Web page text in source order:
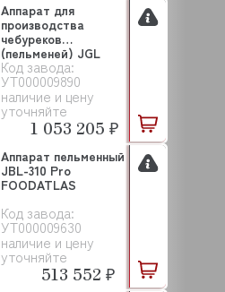
Код завода:
УТ000009890
наличие и цену
уточняйте
Аппарат для
производства
чебуреков
(пельменей) JGL
200TR (AR) FOO...
1 053 205 ₽
Код завода:
УТ000009630
наличие и цену
уточняйте
Аппарат пельменный
JBL-310 Pro
FOODATLAS
513 552 ₽